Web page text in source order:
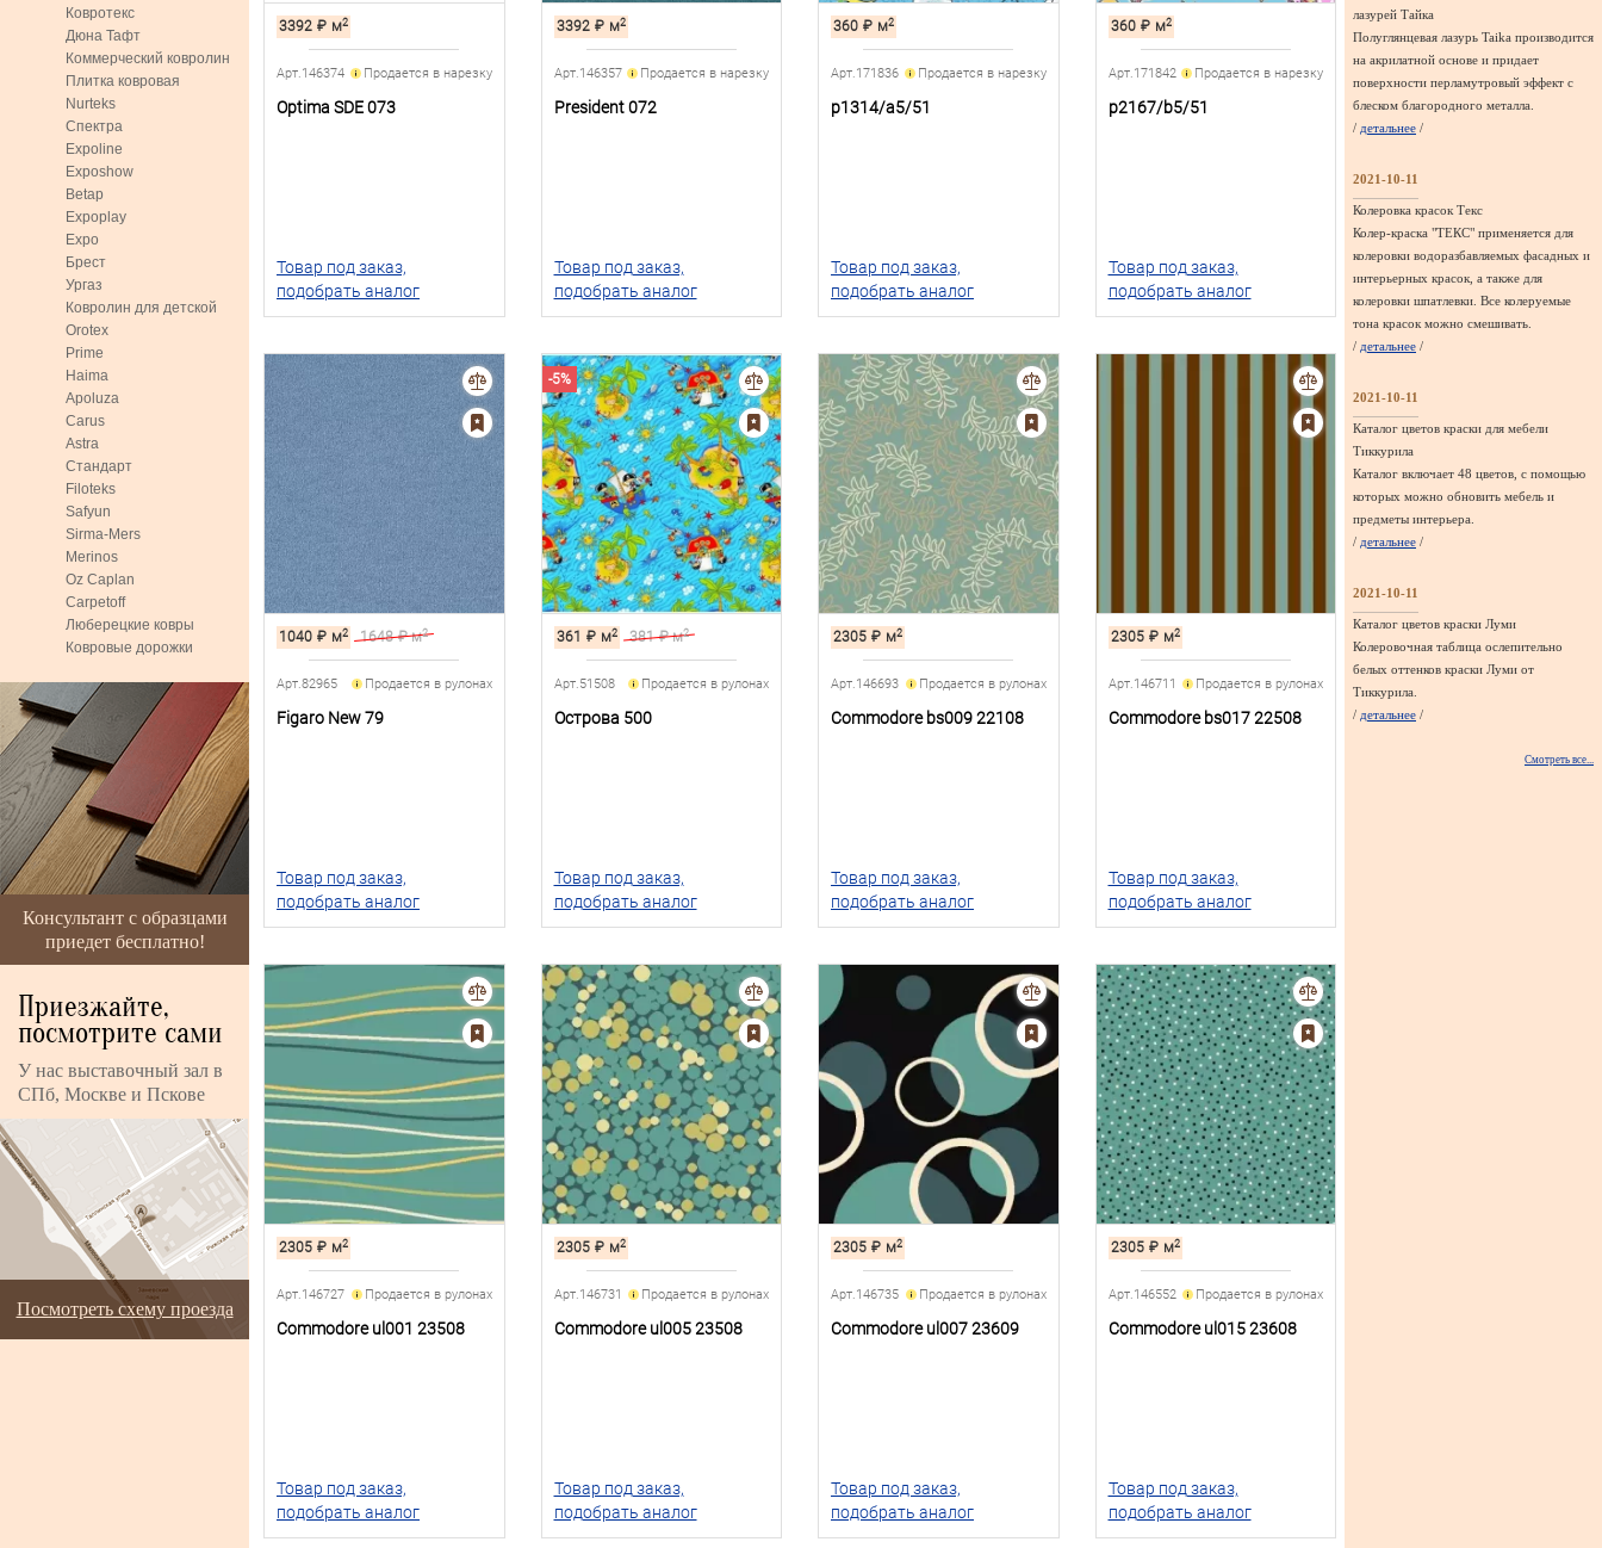
Ковротекс
Дюна Тафт
Коммерческий ковролин
Плитка ковровая
Nurteks
Спектра
Expoline
Exposhow
Betap
Expoplay
Expo
Брест
Ургаз
Ковролин для детской
Orotex
Prime
Haima
Apoluza
Carus
Astra
Стандарт
Filoteks
Safyun
Sirma-Mers
Merinos
Oz Caplan
Carpetoff
Люберецкие ковры
Ковровые дорожки
Консультант с образцами
приедет бесплатно!
Приезжайте,
посмотрите сами
У нас выставочный зал в
СПб, Москве и Пскове
Посмотреть схему проезда
3392 ₽ м2
Арт.146374 Продается в нарезку
Optima SDE 073
Товар под заказ,
подобрать аналог
3392 ₽ м2
Арт.146357 Продается в нарезку
President 072
Товар под заказ,
подобрать аналог
360 ₽ м2
Арт.171836 Продается в нарезку
p1314/a5/51
Товар под заказ,
подобрать аналог
360 ₽ м2
Арт.171842 Продается в нарезку
p2167/b5/51
Товар под заказ,
подобрать аналог
1040 ₽ м2 1648 ₽ м2
Арт.82965 Продается в рулонах
Figaro New 79
Товар под заказ,
подобрать аналог
-5%
361 ₽ м2 381 ₽ м2
Арт.51508 Продается в рулонах
Острова 500
Товар под заказ,
подобрать аналог
2305 ₽ м2
Арт.146693 Продается в рулонах
Commodore bs009 22108
Товар под заказ,
подобрать аналог
2305 ₽ м2
Арт.146711 Продается в рулонах
Commodore bs017 22508
Товар под заказ,
подобрать аналог
2305 ₽ м2
Арт.146727 Продается в рулонах
Commodore ul001 23508
Товар под заказ,
подобрать аналог
2305 ₽ м2
Арт.146731 Продается в рулонах
Commodore ul005 23508
Товар под заказ,
подобрать аналог
2305 ₽ м2
Арт.146735 Продается в рулонах
Commodore ul007 23609
Товар под заказ,
подобрать аналог
2305 ₽ м2
Арт.146552 Продается в рулонах
Commodore ul015 23608
Товар под заказ,
подобрать аналог
лазурей Тайка
Полуглянцевая лазурь Taika производится
на акрилатной основе и придает
поверхности перламутровый эффект с
блеском благородного металла.
/ детальнее /
2021-10-11
Колеровка красок Текс
Колер-краска "ТЕКС" применяется для
колеровки водоразбавляемых фасадных и
интерьерных красок, а также для
колеровки шпатлевки. Все колеруемые
тона красок можно смешивать.
/ детальнее /
2021-10-11
Каталог цветов краски для мебели
Тиккурила
Каталог включает 48 цветов, с помощью
которых можно обновить мебель и
предметы интерьера.
/ детальнее /
2021-10-11
Каталог цветов краски Луми
Колеровочная таблица ослепительно
белых оттенков краски Луми от
Тиккурила.
/ детальнее /
Смотреть все...